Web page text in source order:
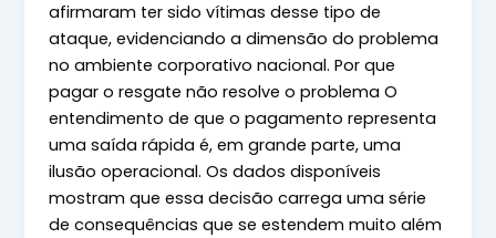
afirmaram ter sido vítimas desse tipo de
ataque, evidenciando a dimensão do problema
no ambiente corporativo nacional. Por que
pagar o resgate não resolve o problema O
entendimento de que o pagamento representa
uma saída rápida é, em grande parte, uma
ilusão operacional. Os dados disponíveis
mostram que essa decisão carrega uma série
de consequências que se estendem muito além